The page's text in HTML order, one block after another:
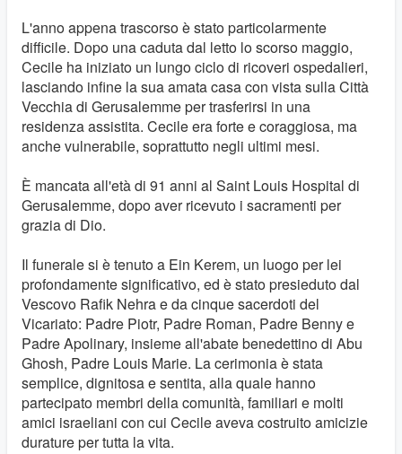
L'anno appena trascorso è stato particolarmente
difficile. Dopo una caduta dal letto lo scorso maggio,
Cecile ha iniziato un lungo ciclo di ricoveri ospedalieri,
lasciando infine la sua amata casa con vista sulla Città
Vecchia di Gerusalemme per trasferirsi in una
residenza assistita. Cecile era forte e coraggiosa, ma
anche vulnerabile, soprattutto negli ultimi mesi.
È mancata all'età di 91 anni al Saint Louis Hospital di
Gerusalemme, dopo aver ricevuto i sacramenti per
grazia di Dio.
Il funerale si è tenuto a Ein Kerem, un luogo per lei
profondamente significativo, ed è stato presieduto dal
Vescovo Rafik Nehra e da cinque sacerdoti del
Vicariato: Padre Piotr, Padre Roman, Padre Benny e
Padre Apolinary, insieme all'abate benedettino di Abu
Ghosh, Padre Louis Marie. La cerimonia è stata
semplice, dignitosa e sentita, alla quale hanno
partecipato membri della comunità, familiari e molti
amici israeliani con cui Cecile aveva costruito amicizie
durature per tutta la vita.